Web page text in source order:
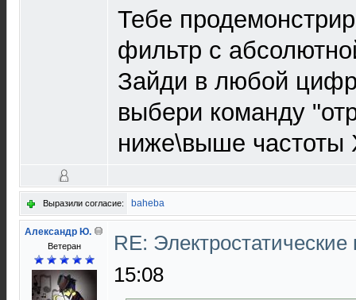
Тебе
фильтр с
Зайди в любой
выбери команду
ниже\выше частоты
Выразили согласие: baheba
Александр Ю.
Ветеран
RE:
15:08